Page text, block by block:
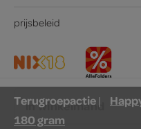
in winkelmand
prijsbeleid
Terugroepactie|
180 gram